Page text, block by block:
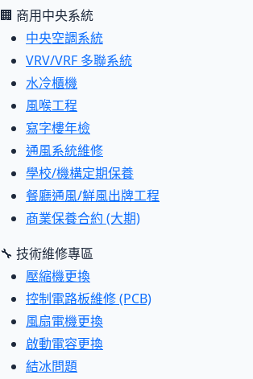
🏢 商用中央系統
中央空調系統
VRV/VRF 多聯系統
水冷櫃機
風喉工程
寫字樓年檢
通風系統維修
學校/機構定期保養
餐廳通風/鮮風出牌工程
商業保養合約 (大期)
🔧 技術維修專區
壓縮機更換
控制電路板維修 (PCB)
風扇電機更換
啟動電容更換
結冰問題